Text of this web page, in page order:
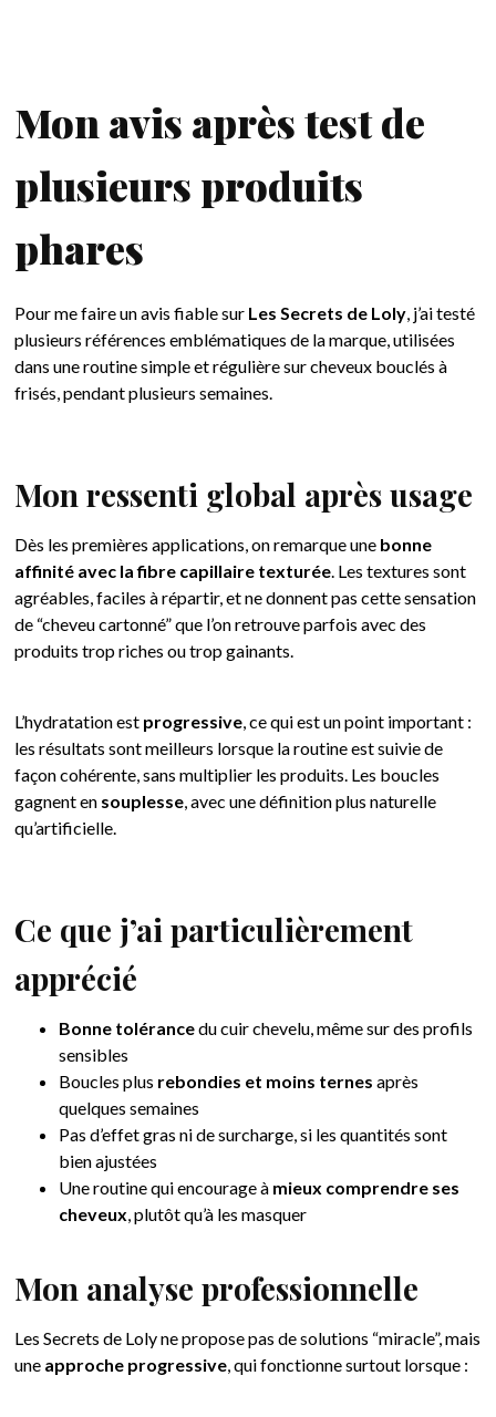
Mon avis après test de
plusieurs produits
phares
Pour me faire un avis fiable sur Les Secrets de Loly, j’ai testé
plusieurs références emblématiques de la marque, utilisées
dans une routine simple et régulière sur cheveux bouclés à
frisés, pendant plusieurs semaines.
Mon ressenti global après usage
Dès les premières applications, on remarque une bonne
affinité avec la fibre capillaire texturée. Les textures sont
agréables, faciles à répartir, et ne donnent pas cette sensation
de “cheveu cartonné” que l’on retrouve parfois avec des
produits trop riches ou trop gainants.
L’hydratation est progressive, ce qui est un point important :
les résultats sont meilleurs lorsque la routine est suivie de
façon cohérente, sans multiplier les produits. Les boucles
gagnent en souplesse, avec une définition plus naturelle
qu’artificielle.
Ce que j’ai particulièrement
apprécié
Bonne tolérancedu cuir chevelu, même sur des profils
sensibles
Boucles plus rebondies et moins ternes après
quelques semaines
Pas d’effet gras ni de surcharge, si les quantités sont
bien ajustées
Une routine qui encourage à mieux comprendre ses
cheveux , plutôt qu’à les masquer
Mon analyse professionnelle
Les Secrets de Loly ne propose pas de solutions “miracle”, mais
une approche progressive, qui fonctionne surtout lorsque :